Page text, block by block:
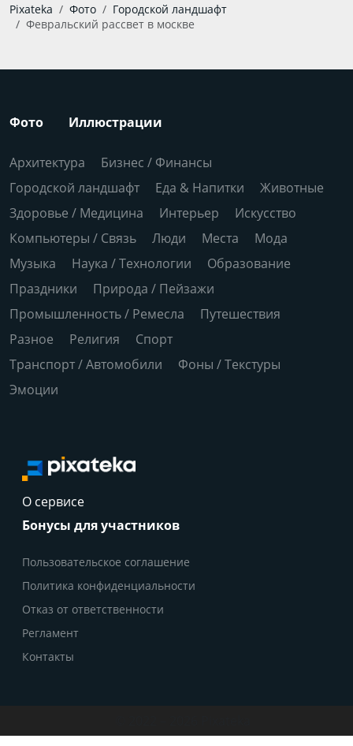
Pixateka Фото
Городской ландшафт
Февральский рассвет в москве
Фото Иллюстрации
Архитектура
Бизнес / Финансы
Городской ландшафт
Еда & Напитки
Животные
Здоровье / Медицина
Интерьер
Искусство
Компьютеры / Связь
Люди Места
Мода
Музыка
Наука / Технологии
Образование
Праздники
Природа / Пейзажи
Промышленность / Ремесла
Путешествия
Разное
Религия
Спорт
Транспорт / Автомобили
Фоны / Текстуры
Эмоции
О сервисе
Бонусы для участников
Пользовательское соглашение
Политика конфиденциальности
Отказ от ответственности
Регламент
Контакты